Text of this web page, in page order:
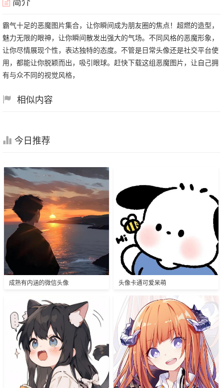
霸气十足的恶魔图片集合，让你瞬间成为朋友圈的焦点！超燃的造型，
魅力无限的眼神，让你瞬间散发出强大的气场。不同风格的恶魔形象，
让你尽情展现个性，表达独特的态度。不管是日常头像还是社交平台使
用，都能让你脱颖而出，吸引眼球。赶快下载这组恶魔图片，让自己拥
有与众不同的视觉风格，
相似内容
今日推荐
成熟有内涵的微信头像 头像卡通可爱呆萌